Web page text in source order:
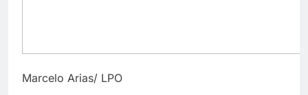
Marcelo Arias/ LPO